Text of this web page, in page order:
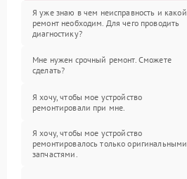
Я уже знаю в чем неисправность и какой
ремонт необходим. Для чего проводить
диагностику?
Мне нужен срочный ремонт. Сможете
сделать?
Я хочу, чтобы мое устройство
ремонтировали при мне.
Я хочу, чтобы мое устройство
ремонтировалось только оригинальными
запчастями.